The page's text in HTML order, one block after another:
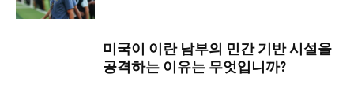
미국이 이란 남부의 민간 기반 시설을
공격하는 이유는 무엇입니까?